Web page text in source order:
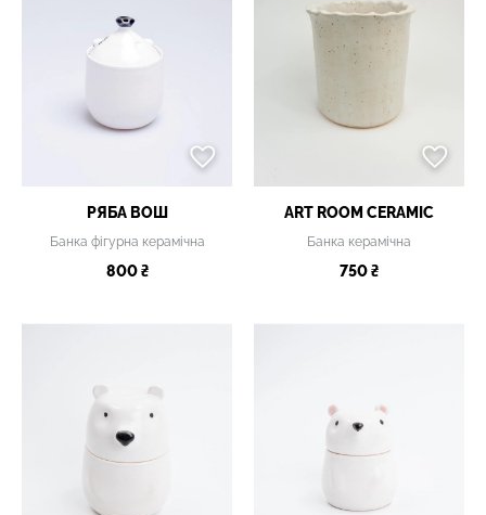
РЯБА ВОШ
Банка фігурна керамічна
800 ₴
ART ROOM CERAMIC
Банка керамічна
750 ₴